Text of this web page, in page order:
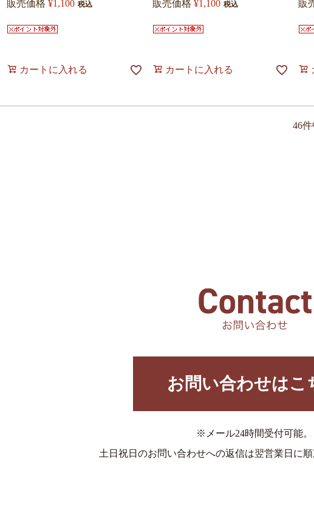
販売価格 ¥1,100 税込
カートに入れる
販売価格 ¥1,100 税込
カートに入れる
販
46件
お問い合わせはこ
※メール24時間受付可能。
土日祝日のお問い合わせへの返信は翌営業日に順